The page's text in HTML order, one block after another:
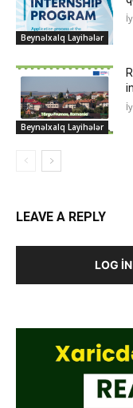
Beynəlxalq Layihələr
Beynəlxalq Layihələr
LEAVE A REPLY
LOG